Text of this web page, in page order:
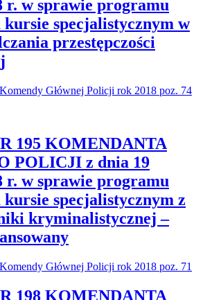
r. w sprawie programu
kursie specjalistycznym w
przestępczości
Głównej Policji rok 2018 poz. 74
195 KOMENDANTA
POLICJI z dnia 19
r. w sprawie programu
kursie specjalistycznym z
kryminalistycznej –
Głównej Policji rok 2018 poz. 71
198 KOMENDANTA